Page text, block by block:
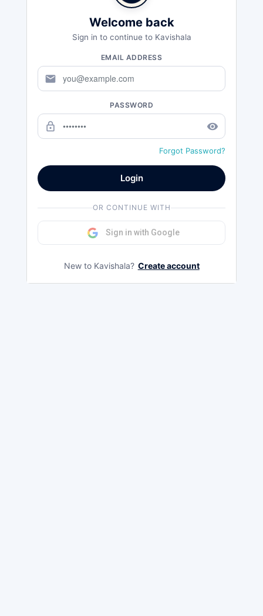
Welcome back
Sign in to continue to Kavishala
EMAIL ADDRESS
mail
PASSWORD
lock_outline remove_red_eye
Forgot Password?
Login
OR CONTINUE WITH
Sign in with Google
New to Kavishala? Create account